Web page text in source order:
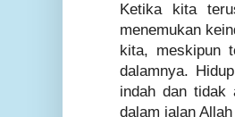
Ketika kita
menemukan
kita, meskipun
dalamnya.
indah dan tidak
dalam jalan